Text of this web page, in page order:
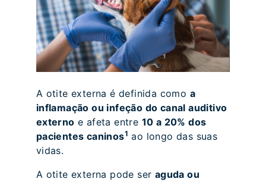
A otite externa é definida como a
inflamação ou infeção do canal auditivo
externo e afeta entre 10 a 20% dos
pacientes caninos1 ao longo das suas
vidas.
A otite externa pode ser aguda ou